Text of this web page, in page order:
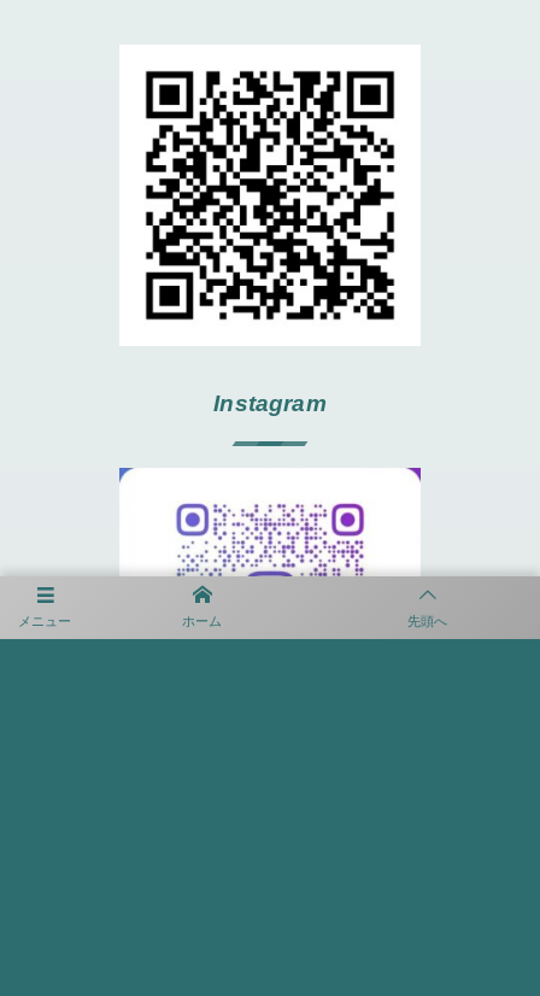
メニュー ホーム 先頭へ
Instagram